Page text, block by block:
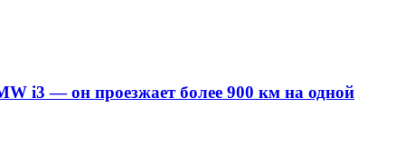
i3 — он проезжает более 900 км на одной